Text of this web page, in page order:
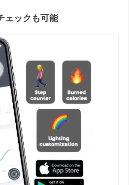
ェックも可能